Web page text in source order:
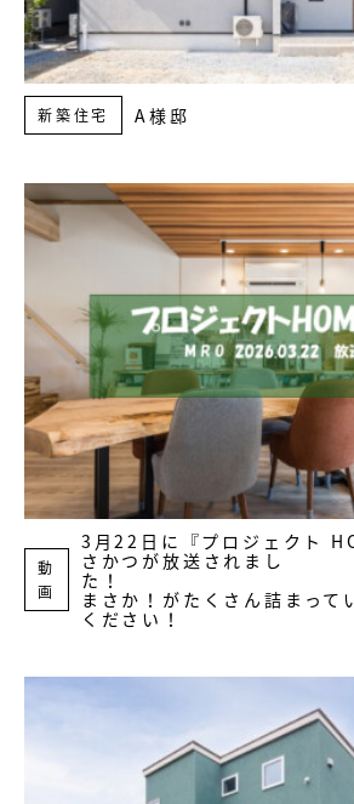
新築住宅 A様邸
動
画
3月22日に『プロジェクト
さかつが放送されまし
た！ まさ
まさか！がたくさん詰まって
ください！